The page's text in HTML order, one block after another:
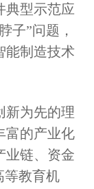
典型示范应
子”问题，
能制造技术
新为先的理
富的产业化
业链、资金
等教育机